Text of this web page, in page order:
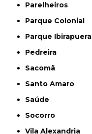
Parelheiros
Parque Colonial
Parque Ibirapuera
Pedreira
Sacomã
Santo Amaro
Saúde
Socorro
Vila Alexandria